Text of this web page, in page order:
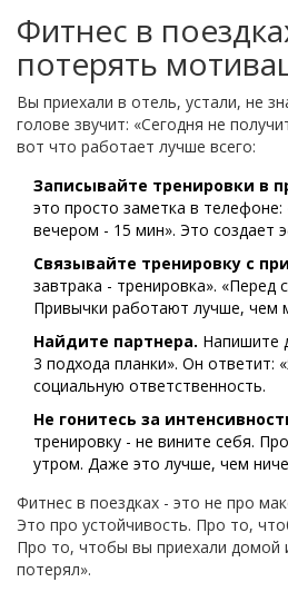
Фитнес в
потерять
Вы приехали в отель, устали, не
голове звучит: «Сегодня не
вот что работает лучше всего:
Записывайте тренировки в
это просто заметка в
вечером - 15 мин». Это создает
Связывайте тренировку с
завтрака - тренировка». «Перед
Привычки работают лучше, чем
Найдите партнера. Напишите
3 подхода планки». Он ответит:
социальную ответственность.
Не гонитесь за
тренировку - не вините себя.
утром. Даже это лучше, чем
Фитнес в поездках - это не про
Это про устойчивость. Про то,
Про то, чтобы вы приехали домой
потерял».